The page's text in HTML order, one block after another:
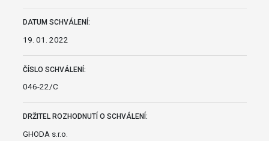
DATUM SCHVÁLENÍ:
19. 01. 2022
ČÍSLO SCHVÁLENÍ:
046-22/C
DRŽITEL ROZHODNUTÍ O SCHVÁLENÍ:
GHODA s.r.o.